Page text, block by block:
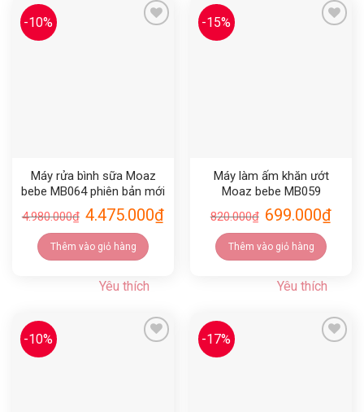
-10%
Máy rửa bình sữa Moaz
bebe MB064 phiên bản mới
vòi phun 4 cánh
4.980.000₫ 4.475.000₫
Thêm vào giỏ hàng
Yêu thích
-15%
Máy làm ấm khăn ướt
Moaz bebe MB059
820.000₫ 699.000₫
Thêm vào giỏ hàng
Yêu thích
-10% -17%